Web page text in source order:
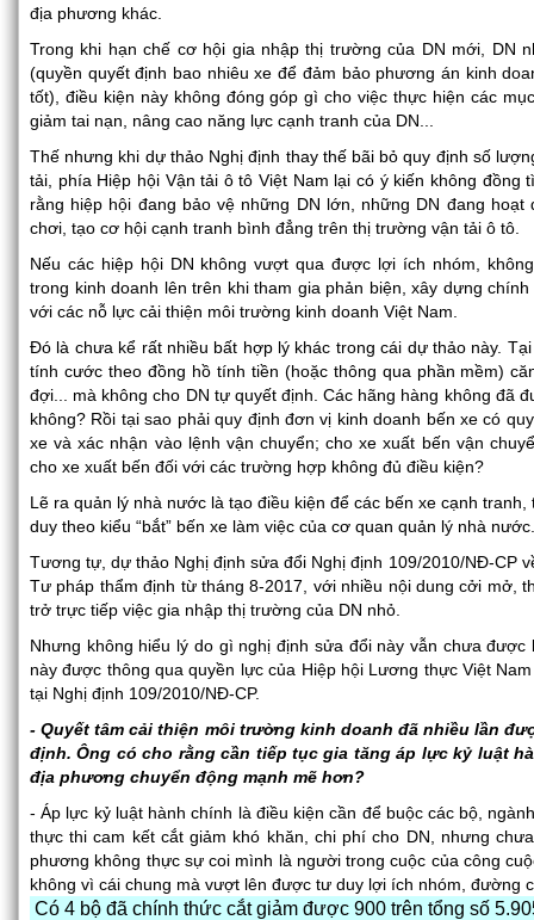
địa phương khác.
Trong khi hạn chế cơ hội gia nhập thị trường của DN mới, DN
(quyền quyết định bao nhiêu xe để đảm bảo phương án kinh
tốt), điều kiện này không đóng góp gì cho việc thực hiện các
giảm tai nạn, nâng cao năng lực cạnh tranh của DN...
Thế nhưng khi dự thảo Nghị định thay thế bãi bỏ quy định số
tải, phía Hiệp hội Vận tải ô tô Việt Nam lại có ý kiến không đồng
rằng hiệp hội đang bảo vệ những DN lớn, những DN đang
chơi, tạo cơ hội cạnh tranh bình đẳng trên thị trường vận tải ô tô.
Nếu các hiệp hội DN không vượt qua được lợi ích nhóm,
trong kinh doanh lên trên khi tham gia phản biện, xây dựng
với các nỗ lực cải thiện môi trường kinh doanh Việt Nam.
Đó là chưa kể rất nhiều bất hợp lý khác trong cái dự thảo này.
tính cước theo đồng hồ tính tiền (hoặc thông qua phần mềm)
đợi... mà không cho DN tự quyết định. Các hãng hàng không đã
không? Rồi tại sao phải quy định đơn vị kinh doanh bến xe có
xe và xác nhận vào lệnh vận chuyển; cho xe xuất bến vận
cho xe xuất bến đối với các trường hợp không đủ điều kiện?
Lẽ ra quản lý nhà nước là tạo điều kiện để các bến xe cạnh
duy theo kiểu “bắt” bến xe làm việc của cơ quan quản lý nhà nước.
Tương tự, dự thảo Nghị định sửa đổi Nghị định 109/2010/NĐ-CP
Tư pháp thẩm định từ tháng 8-2017, với nhiều nội dung cởi mở,
trở trực tiếp việc gia nhập thị trường của DN nhỏ.
Nhưng không hiểu lý do gì nghị định sửa đổi này vẫn chưa
này được thông qua quyền lực của Hiệp hội Lương thực Việt
tại Nghị định 109/2010/NĐ-CP.
- Quyết tâm cải thiện môi trường kinh doanh đã nhiều lần
định. Ông có cho rằng cần tiếp tục gia tăng áp lực kỷ luật
địa phương chuyển động mạnh mẽ hơn?
- Áp lực kỷ luật hành chính là điều kiện cần để buộc các bộ,
thực thi cam kết cắt giảm khó khăn, chi phí cho DN, nhưng
phương không thực sự coi mình là người trong cuộc của công
không vì cái chung mà vượt lên được tư duy lợi ích nhóm, đường
Có 4 bộ đã chính thức cắt giảm được 900 trên tổng số